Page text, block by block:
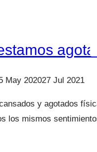
May 202027 Jul 2021
y agotados
los mismos